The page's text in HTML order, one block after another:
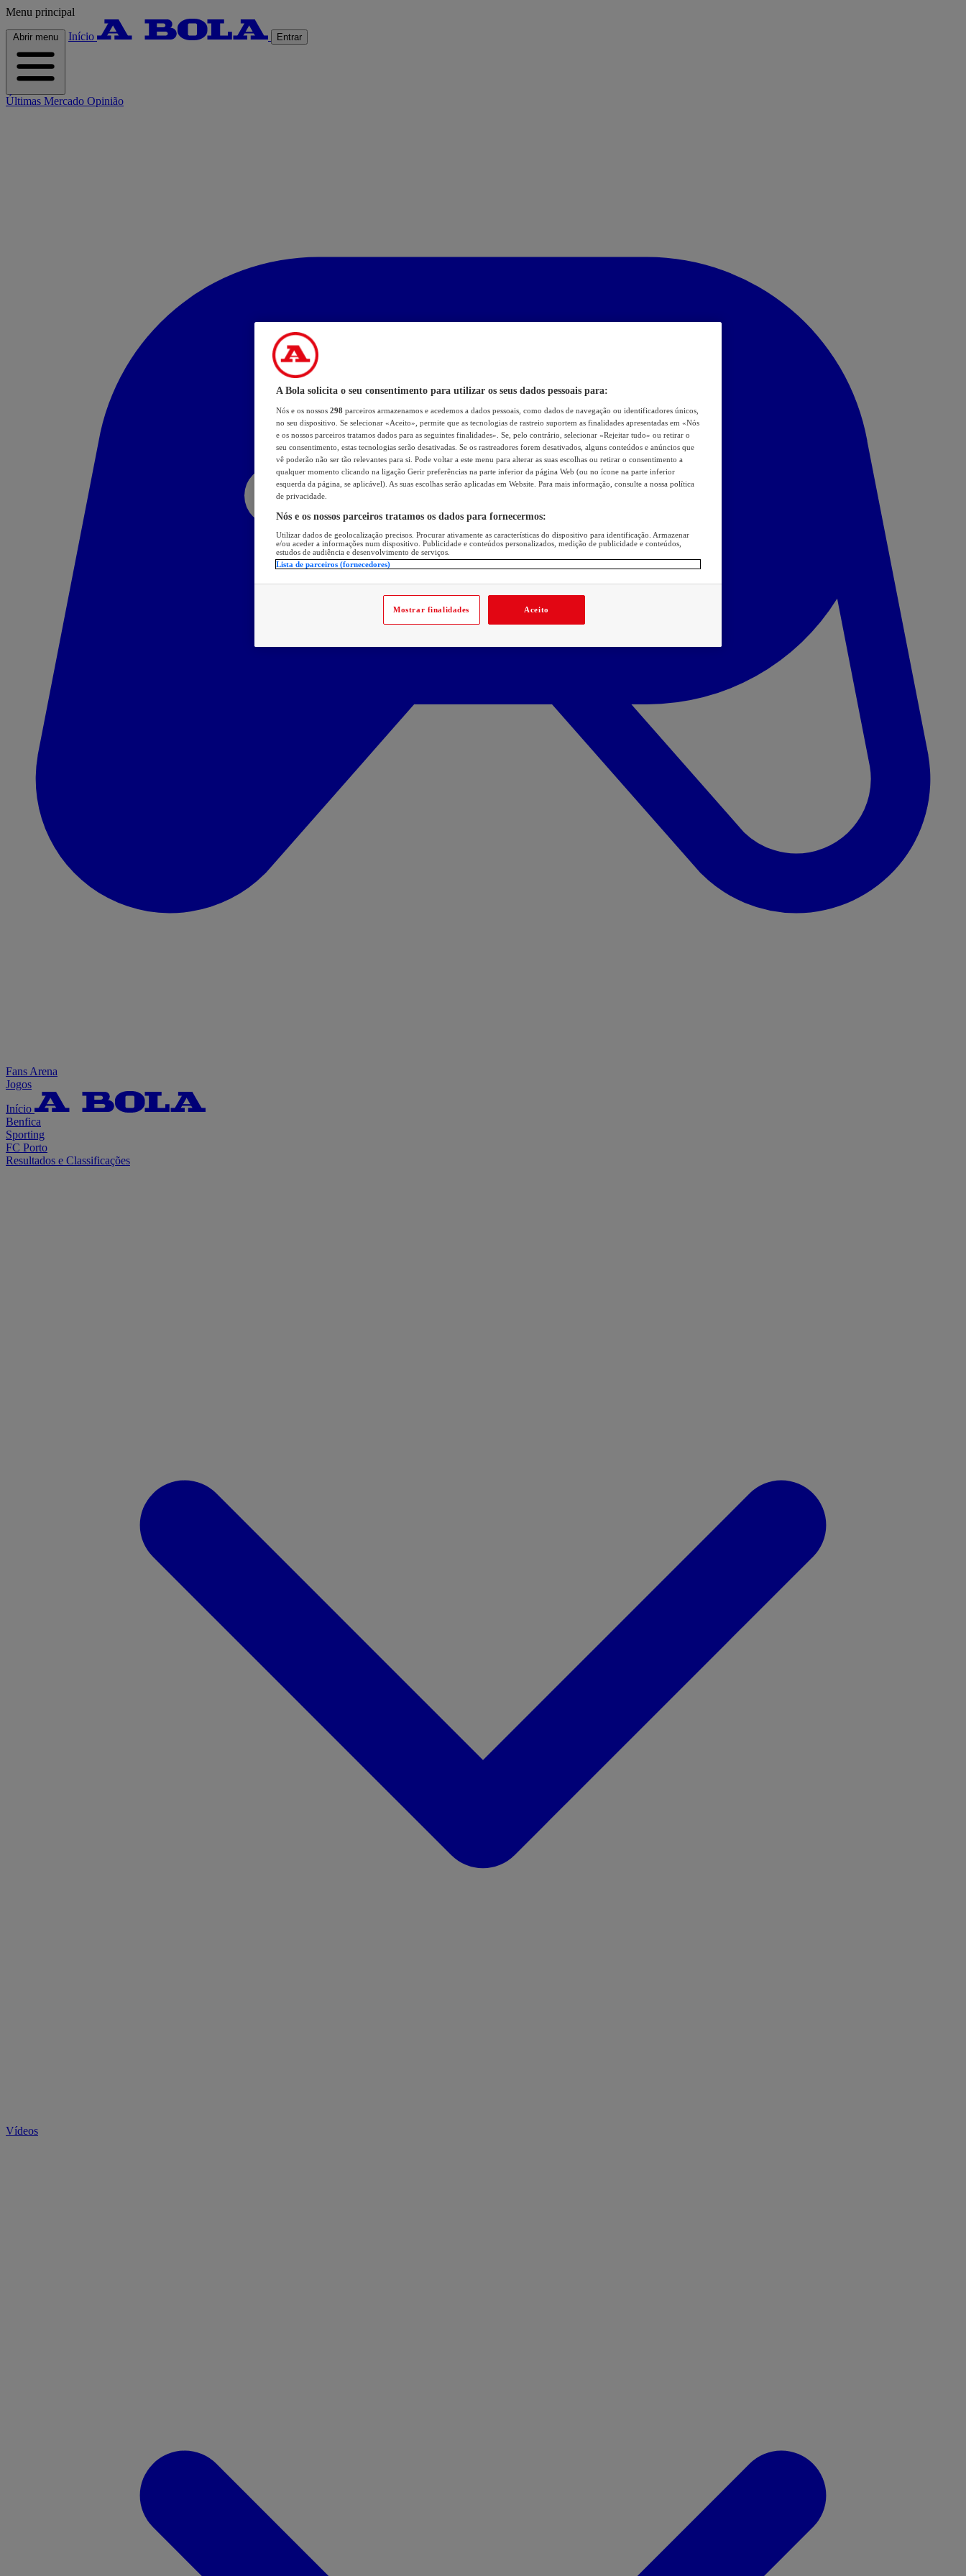
Menu principal
Abrir menu Início Entrar
Últimas Mercado Opinião
Fans Arena
Jogos
Início
Benfica
Sporting
FC Porto
Resultados e Classificações
Vídeos
A Bola solicita o seu consentimento para utilizar os seus dados pessoais para:
Nós e os nossos 298 parceiros armazenamos e acedemos a dados pessoais, como dados de navegação ou identificadores únicos,
no seu dispositivo. Se selecionar «Aceito», permite que as tecnologias de rastreio suportem as finalidades apresentadas em «Nós
e os nossos parceiros tratamos dados para as seguintes finalidades». Se, pelo contrário, selecionar «Rejeitar tudo» ou retirar o
seu consentimento, estas tecnologias serão desativadas. Se os rastreadores forem desativados, alguns conteúdos e anúncios que
vê poderão não ser tão relevantes para si. Pode voltar a este menu para alterar as suas escolhas ou retirar o consentimento a
qualquer momento clicando na ligação Gerir preferências na parte inferior da página Web (ou no ícone na parte inferior
esquerda da página, se aplicável). As suas escolhas serão aplicadas em Website. Para mais informação, consulte a nossa política
de privacidade.
Nós e os nossos parceiros tratamos os dados para fornecermos:
Utilizar dados de geolocalização precisos. Procurar ativamente as características do dispositivo para identificação. Armazenar
e/ou aceder a informações num dispositivo. Publicidade e conteúdos personalizados, medição de publicidade e conteúdos,
estudos de audiência e desenvolvimento de serviços.
Lista de parceiros (fornecedores)
Mostrar finalidades Aceito